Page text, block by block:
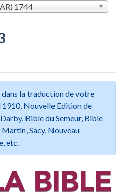
1744
la traduction de votre
1910, Nouvelle Edition de
Bible du Semeur, Bible
Sacy, Nouveau
etc.